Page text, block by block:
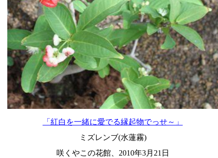
「紅白を一緒に愛でる縁起物でっせ～」
ミズレンブ(水蓮霧)
咲くやこの花館、2010年3月21日